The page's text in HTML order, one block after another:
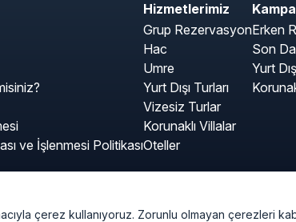
ve İşlenmesi Politikası
Hizmetlerimiz
Grup Rezervasyon
Hac
Umre
Yurt Dışı Turları
Vizesiz Turlar
Korunaklı Villalar
Oteller
Erken
Son
Yurt
çerez kullanıyoruz. Zorunlu olmayan çerezleri